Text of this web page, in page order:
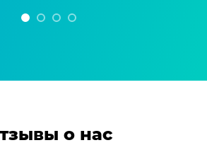
о нас